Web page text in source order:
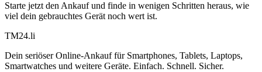
Starte jetzt den Ankauf und finde in wenigen Schritten heraus, wie
viel dein gebrauchtes Gerät noch wert ist.
TM24.li
Dein seriöser Online-Ankauf für Smartphones, Tablets, Laptops,
Smartwatches und weitere Geräte. Einfach. Schnell. Sicher.